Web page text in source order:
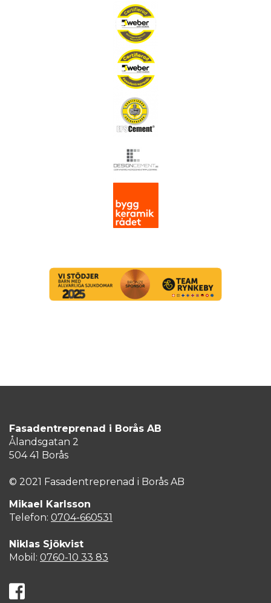
Fasadentreprenad i Borås AB
Ålandsgatan 2
504 41 Borås
© 2021 Fasadentreprenad i Borås AB
Mikael Karlsson
Telefon: 0704-660531
Niklas Sjökvist
Mobil: 0760-10 33 83